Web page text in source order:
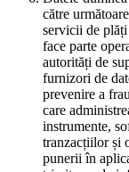
către
servicii de
face parte
autorități de
furnizori de
prevenire a
care
instrumente,
tranzacțiilor și
punerii în